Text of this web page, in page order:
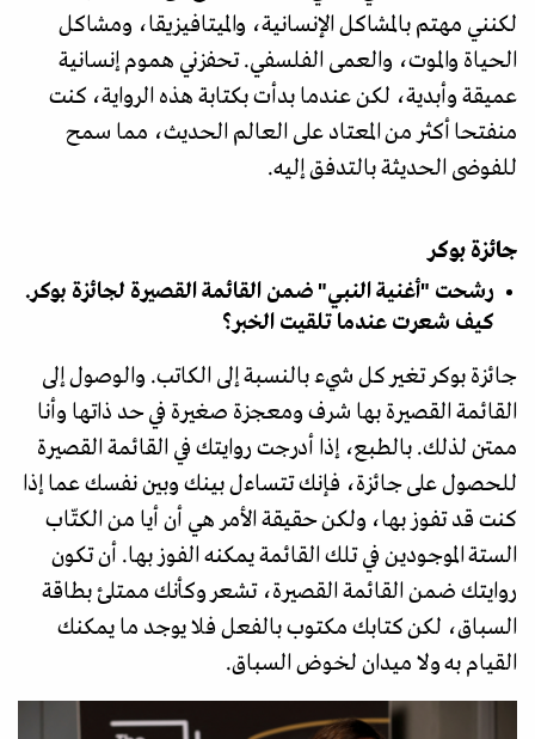
لكنني مهتم بالمشاكل الإنسانية، والميتافيزيقا، ومشاكل
الحياة والموت، والعمى الفلسفي. تحفزني هموم إنسانية
عميقة وأبدية، لكن عندما بدأت بكتابة هذه الرواية، كنت
منفتحا أكثر من المعتاد على العالم الحديث، مما سمح
للفوضى الحديثة بالتدفق إليه.
جائزة بوكر
رشحت "أغنية النبي" ضمن القائمة القصيرة لجائزة بوكر.
كيف شعرت عندما تلقيت الخبر؟
جائزة بوكر تغير كل شيء بالنسبة إلى الكاتب. والوصول إلى
القائمة القصيرة بها شرف ومعجزة صغيرة في حد ذاتها وأنا
ممتن لذلك. بالطبع، إذا أدرجت روايتك في القائمة القصيرة
للحصول على جائزة، فإنك تتساءل بينك وبين نفسك عما إذا
كنت قد تفوز بها، ولكن حقيقة الأمر هي أن أيا من الكتّاب
الستة الموجودين في تلك القائمة يمكنه الفوز بها. أن تكون
روايتك ضمن القائمة القصيرة، تشعر وكأنك ممتلئ بطاقة
السباق، لكن كتابك مكتوب بالفعل فلا يوجد ما يمكنك
القيام به ولا ميدان لخوض السباق.